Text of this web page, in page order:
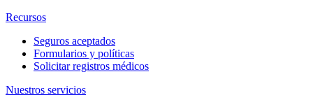
Recursos
Seguros aceptados
Formularios y políticas
Solicitar registros médicos
Nuestros servicios